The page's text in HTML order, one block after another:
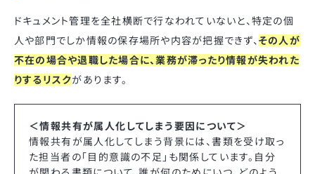
ドキュメント管理を全社横断で行なわれていないと、特定の個
人や部門でしか情報の保存場所や内容が把握できず、 その人が
不在の場合や退職した場合に、業務が滞ったり情報が失われた
りするリスクがあります。
＜情報共有が属人化してしまう要因について＞
情報共有が属人化してしまう背景には、書類を受け取っ
た担当者の「目的意識の不足」も関係しています。自分